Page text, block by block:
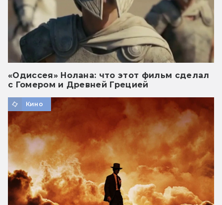
«Одиссея» Нолана: что этот фильм сделал
с Гомером и Древней Грецией
Кино